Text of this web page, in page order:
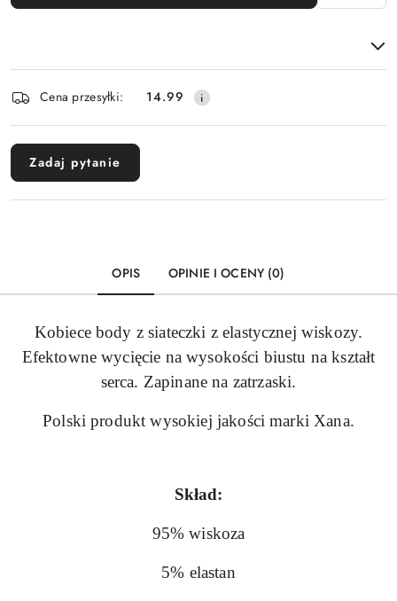
Dostępność
i
dostawa
Cena przesyłki: 14.99
Zadaj pytanie
OPIS OPINIE I OCENY (0)
Kobiece body z siateczki z elastycznej wiskozy.
Efektowne wycięcie na wysokości biustu na kształt
serca. Zapinane na zatrzaski.
Polski produkt wysokiej jakości marki Xana.
Skład:
95% wiskoza
5% elastan